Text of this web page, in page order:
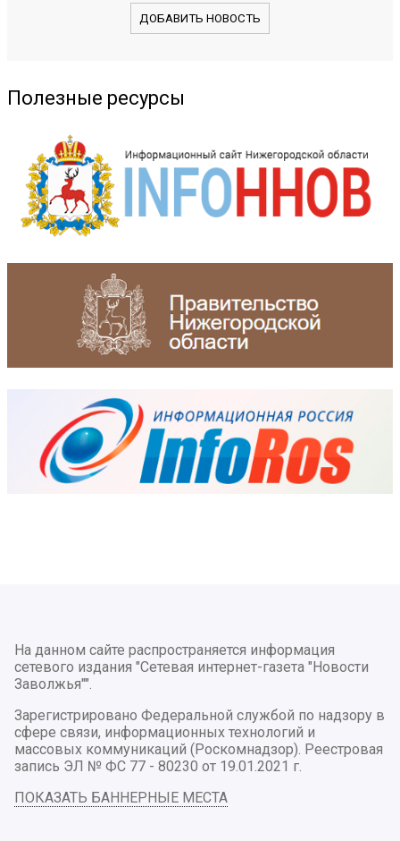
ДОБАВИТЬ НОВОСТЬ
Полезные ресурсы
На данном сайте распространяется информация
сетевого издания "Сетевая интернет-газета "Новости
Заволжья"".
Зарегистрировано Федеральной службой по надзору в
сфере связи, информационных технологий и
массовых коммуникаций (Роскомнадзор). Реестровая
запись ЭЛ № ФС 77 - 80230 от 19.01.2021 г.
ПОКАЗАТЬ БАННЕРНЫЕ МЕСТА